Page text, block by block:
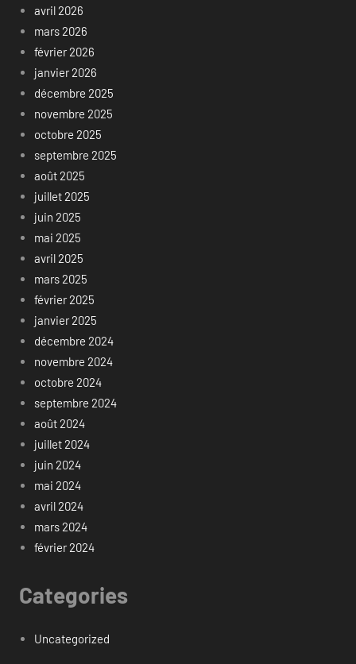
avril 2026
mars 2026
février 2026
janvier 2026
décembre 2025
novembre 2025
octobre 2025
septembre 2025
août 2025
juillet 2025
juin 2025
mai 2025
avril 2025
mars 2025
février 2025
janvier 2025
décembre 2024
novembre 2024
octobre 2024
septembre 2024
août 2024
juillet 2024
juin 2024
mai 2024
avril 2024
mars 2024
février 2024
Categories
Uncategorized